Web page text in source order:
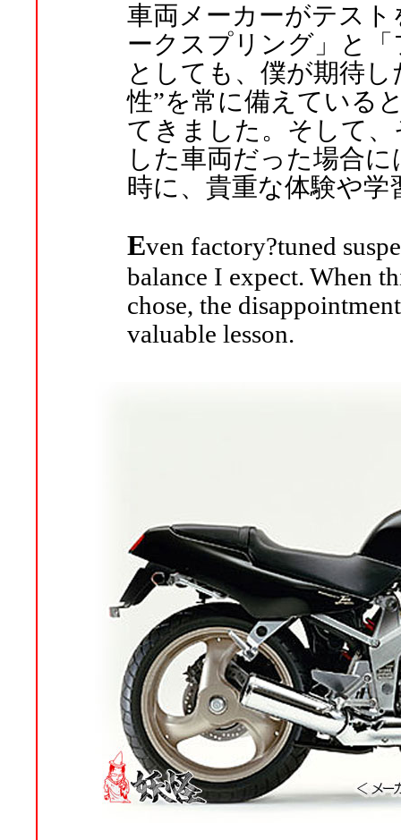
車両メーカーがテス
ークスプリング」と
としても、僕が期待
性”を常に備えている
てきました。そして
した車両だった場合
時に、貴重な体験や
Even factory?tuned
balance I expect. When
chose, the
valuable lesson.